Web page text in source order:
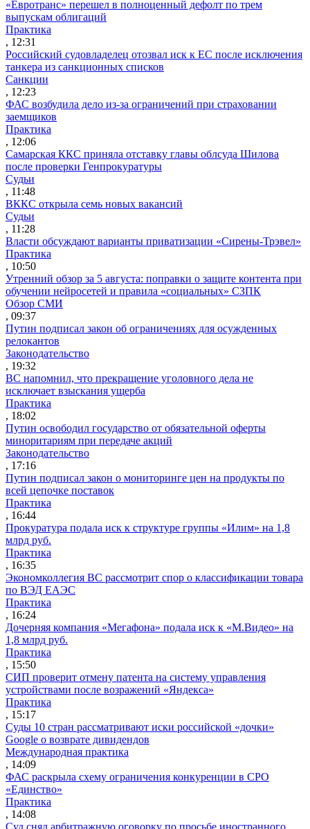
«Евротранс» перешел в полноценный дефолт по трем
выпускам облигаций
Практика
, 12:31
Российский судовладелец отозвал иск к ЕС после исключения
танкера из санкционных списков
Санкции
, 12:23
ФАС возбудила дело из-за ограничений при страховании
заемщиков
Практика
, 12:06
Самарская ККС приняла отставку главы облсуда Шилова
после проверки Генпрокуратуры
Судьи
, 11:48
ВККС открыла семь новых вакансий
Судьи
, 11:28
Власти обсуждают варианты приватизации «Сирены-Трэвел»
Практика
, 10:50
Утренний обзор за 5 августа: поправки о защите контента при
обучении нейросетей и правила «социальных» СЗПК
Обзор СМИ
, 09:37
Путин подписал закон об ограничениях для осужденных
релокантов
Законодательство
, 19:32
ВС напомнил, что прекращение уголовного дела не
исключает взыскания ущерба
Практика
, 18:02
Путин освободил государство от обязательной оферты
миноритариям при передаче акций
Законодательство
, 17:16
Путин подписал закон о мониторинге цен на продукты по
всей цепочке поставок
Практика
, 16:44
Прокуратура подала иск к структуре группы «Илим» на 1,8
млрд руб.
Практика
, 16:35
Экономколлегия ВС рассмотрит спор о классификации товара
по ВЭД ЕАЭС
Практика
, 16:24
Дочерняя компания «Мегафона» подала иск к «М.Видео» на
1,8 млрд руб.
Практика
, 15:50
СИП проверит отмену патента на систему управления
устройствами после возражений «Яндекса»
Практика
, 15:17
Суды 10 стран рассматривают иски российской «дочки»
Google о возврате дивидендов
Международная практика
, 14:09
ФАС раскрыла схему ограничения конкуренции в СРО
«Единство»
Практика
, 14:08
Суд снял арбитражную оговорку по просьбе иностранного